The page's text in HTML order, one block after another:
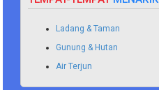
Ladang & Taman
Gunung & Hutan
Air Terjun